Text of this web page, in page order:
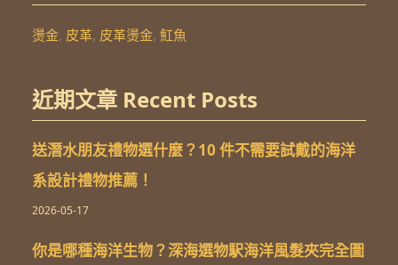
燙金, 皮革, 皮革燙金, 魟魚
近期文章 Recent Posts
送潛水朋友禮物選什麼？10 件不需要試戴的海洋
系設計禮物推薦！
2026-05-17
你是哪種海洋生物？深海選物駅海洋風髮夾完全圖